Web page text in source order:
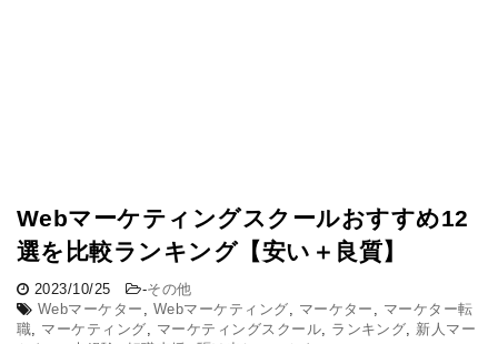
Webマーケティングスクールおすすめ12
選を比較ランキング【安い＋良質】
2023/10/25 -その他
Webマーケター , Webマーケティング, マーケター , マーケター転
職, マーケティング, マーケティングスクール, ランキング, 新人マー